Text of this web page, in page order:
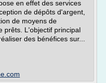
en effet des services
de dépôts d'argent,
de moyens de
prêts. L'objectif principal
des bénéfices sur...